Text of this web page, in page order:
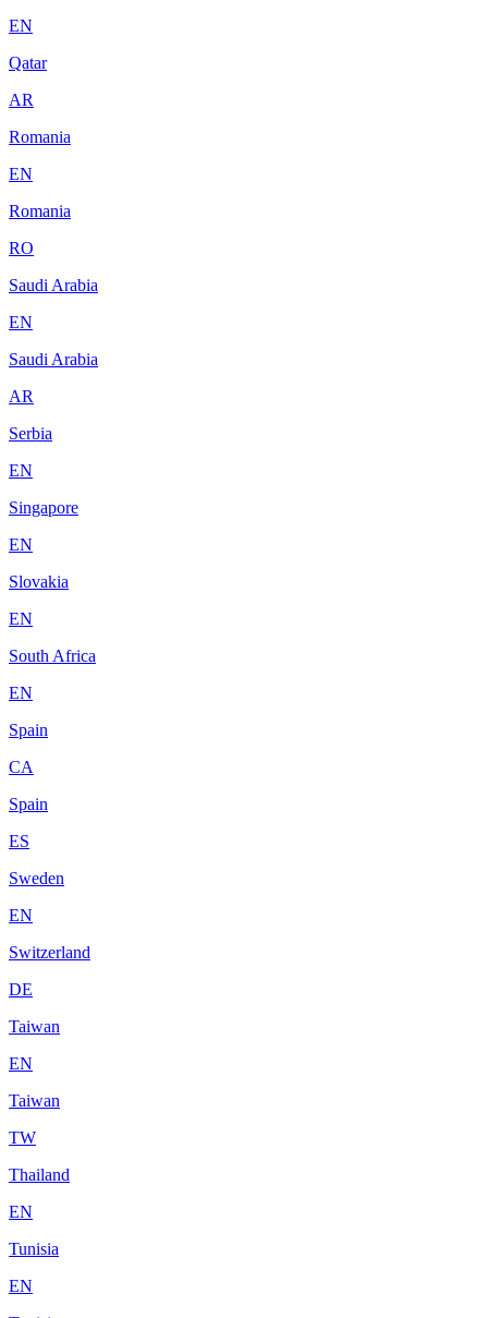
EN
Qatar
AR
Romania
EN
Romania
RO
Saudi Arabia
EN
Saudi Arabia
AR
Serbia
EN
Singapore
EN
Slovakia
EN
South Africa
EN
Spain
CA
Spain
ES
Sweden
EN
Switzerland
DE
Taiwan
EN
Taiwan
TW
Thailand
EN
Tunisia
EN